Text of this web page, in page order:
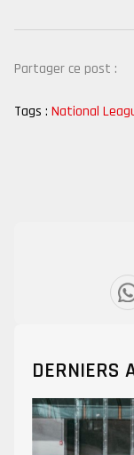
Partager ce post :
Tags : National
DERNIERS